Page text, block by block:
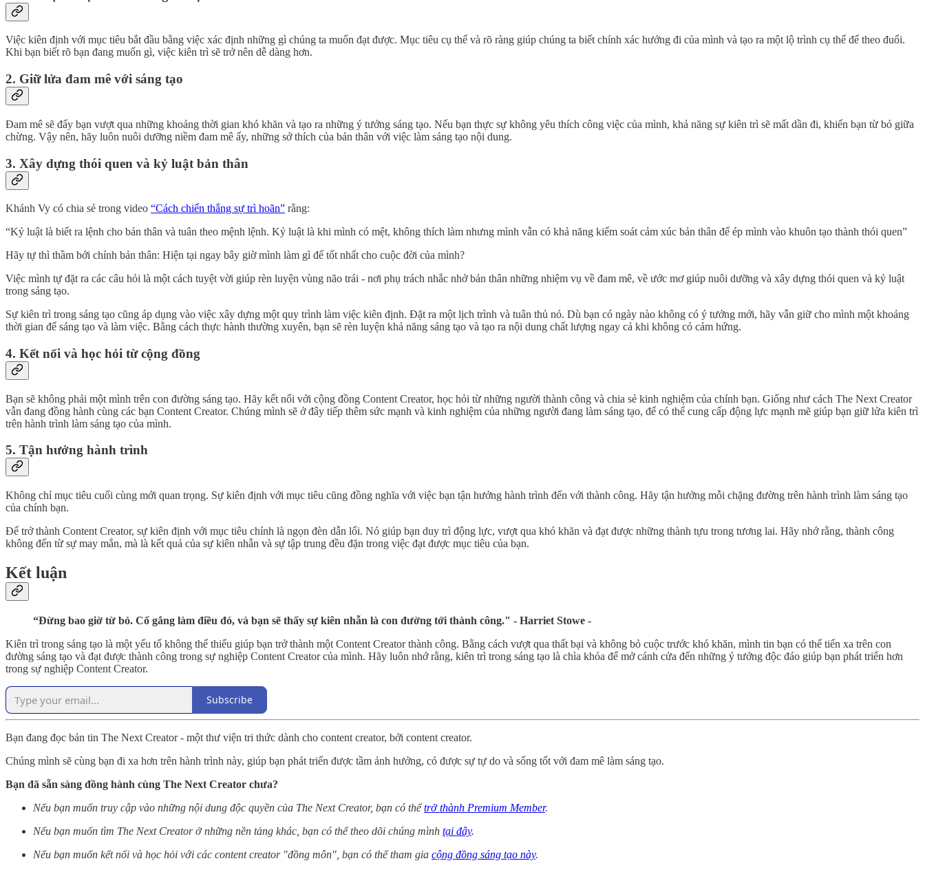
Việc kiên định với mục tiêu bắt đầu bằng việc xác định những gì chúng ta muốn đạt được. Mục tiêu cụ thể và rõ ràng giúp chúng ta biết chính xác hướng đi của mình và tạo ra một lộ trình cụ thể để theo đuổi.
Khi bạn biết rõ bạn đang muốn gì, việc kiên trì sẽ trở nên dễ dàng hơn.
2. Giữ lửa đam mê với sáng tạo
Đam mê sẽ đẩy bạn vượt qua những khoảng thời gian khó khăn và tạo ra những ý tưởng sáng tạo. Nếu bạn thực sự không yêu thích công việc của mình, khả năng sự kiên trì sẽ mất dần đi, khiến bạn từ bỏ giữa
chừng. Vậy nên, hãy luôn nuôi dưỡng niềm đam mê ấy, những sở thích của bản thân với việc làm sáng tạo nội dung.
3. Xây dựng thói quen và kỷ luật bản thân
Khánh Vy có chia sẻ trong video “Cách chiến thắng sự trì hoãn” rằng:
“Kỷ luật là biết ra lệnh cho bản thân và tuân theo mệnh lệnh. Kỷ luật là khi mình có mệt, không thích làm nhưng mình vẫn có khả năng kiểm soát cảm xúc bản thân để ép mình vào khuôn tạo thành thói quen”
Hãy tự thì thầm bới chính bản thân: Hiện tại ngay bây giờ mình làm gì để tốt nhất cho cuộc đời của mình?
Việc mình tự đặt ra các câu hỏi là một cách tuyệt vời giúp rèn luyện vùng não trái - nơi phụ trách nhắc nhở bản thân những nhiệm vụ về đam mê, về ước mơ giúp nuôi dưỡng và xây dựng thói quen và kỷ luật
trong sáng tạo.
Sự kiên trì trong sáng tạo cũng áp dụng vào việc xây dựng một quy trình làm việc kiên định. Đặt ra một lịch trình và tuân thủ nó. Dù bạn có ngày nào không có ý tưởng mới, hãy vẫn giữ cho mình một khoảng
thời gian để sáng tạo và làm việc. Bằng cách thực hành thường xuyên, bạn sẽ rèn luyện khả năng sáng tạo và tạo ra nội dung chất lượng ngay cả khi không có cảm hứng.
4. Kết nối và học hỏi từ cộng đồng
Bạn sẽ không phải một mình trên con đường sáng tạo. Hãy kết nối với cộng đồng Content Creator, học hỏi từ những người thành công và chia sẻ kinh nghiệm của chính bạn. Giống như cách The Next Creator
vẫn đang đồng hành cùng các bạn Content Creator. Chúng mình sẽ ở đây tiếp thêm sức mạnh và kinh nghiệm của những người đang làm sáng tạo, để có thể cung cấp động lực mạnh mẽ giúp bạn giữ lửa kiên trì
trên hành trình làm sáng tạo của mình.
5. Tận hưởng hành trình
Không chỉ mục tiêu cuối cùng mới quan trọng. Sự kiên định với mục tiêu cũng đồng nghĩa với việc bạn tận hưởng hành trình đến với thành công. Hãy tận hưởng mỗi chặng đường trên hành trình làm sáng tạo
của chính bạn.
Để trở thành Content Creator, sự kiên định với mục tiêu chính là ngọn đèn dẫn lối. Nó giúp bạn duy trì động lực, vượt qua khó khăn và đạt được những thành tựu trong tương lai. Hãy nhớ rằng, thành công
không đến từ sự may mắn, mà là kết quả của sự kiên nhẫn và sự tập trung đều đặn trong việc đạt được mục tiêu của bạn.
Kết luận
“Đừng bao giờ từ bỏ. Cố gắng làm điều đó, và bạn sẽ thấy sự kiên nhẫn là con đường tới thành công." - Harriet Stowe -
Kiên trì trong sáng tạo là một yếu tố không thể thiếu giúp bạn trở thành một Content Creator thành công. Bằng cách vượt qua thất bại và không bỏ cuộc trước khó khăn, mình tin bạn có thể tiến xa trên con
đường sáng tạo và đạt được thành công trong sự nghiệp Content Creator của mình. Hãy luôn nhớ rằng, kiên trì trong sáng tạo là chìa khóa để mở cánh cửa đến những ý tưởng độc đáo giúp bạn phát triển hơn
trong sự nghiệp Content Creator.
Subscribe
Bạn đang đọc bản tin The Next Creator - một thư viện tri thức dành cho content creator, bởi content creator.
Chúng mình sẽ cùng bạn đi xa hơn trên hành trình này, giúp bạn phát triển được tầm ảnh hưởng, có được sự tự do và sống tốt với đam mê làm sáng tạo.
Bạn đã sẵn sàng đồng hành cùng The Next Creator chưa?
Nếu bạn muốn truy cập vào những nội dung độc quyền của The Next Creator, bạn có thểtrở thành Premium Member.
Nếu bạn muốn tìm The Next Creator ở những nền tảng khác, bạn có thể theo dõi chúng mình tại đây.
Nếu bạn muốn kết nối và học hỏi với các content creator "đồng môn", bạn có thể tham gia cộng đồng sáng tạo này.